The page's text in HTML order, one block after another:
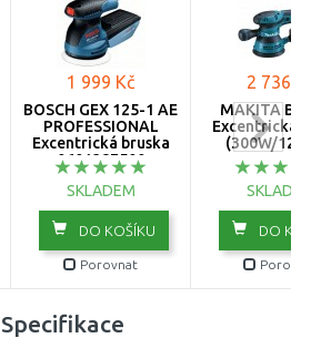
1 999 Kč
BOSCH GEX 125-1 AE
PROFESSIONAL
Excentrická bruska
0601387500
SKLADEM
DO KOŠÍKU
Porovnat
2 736
MAKITA
Excentrická
(300W/
DO
Specifikace